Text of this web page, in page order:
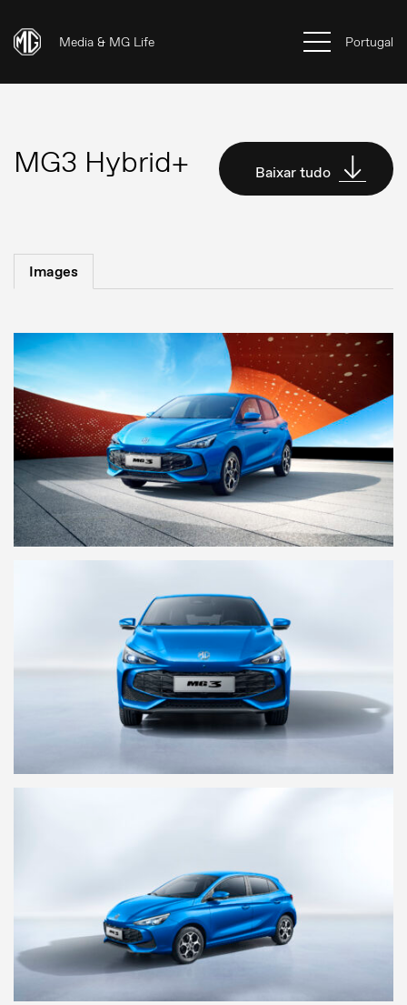
Media & MG Life Portugal
MG3 Hybrid+ Baixar tudo
Images